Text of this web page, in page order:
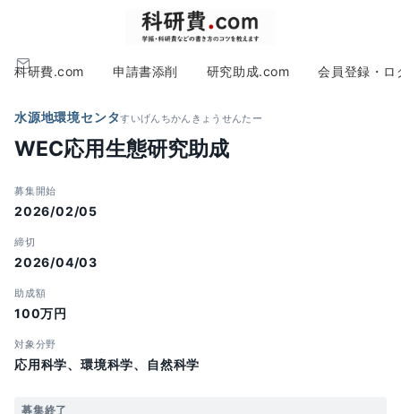
科研費.com 申請書添削 研究助成.com 会員登録・ロ
水源地環境センタすいげんちかんきょうせんたー
WEC応用生態研究助成
募集開始
2026/02/05
締切
2026/04/03
助成額
100万円
対象分野
応用科学、環境科学、自然科学
募集終了